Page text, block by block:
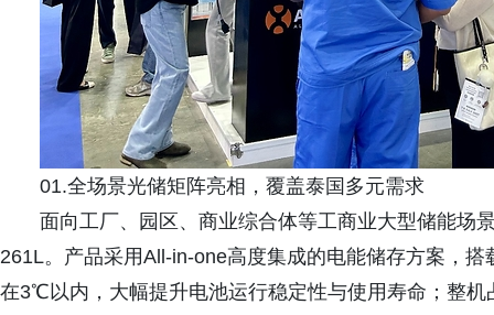
01.全场景光储矩阵亮相，覆盖泰国多元需求
面向工厂、园区、商业综合体等工商业大型储能场
261L。产品采用All-in-one高度集成的电能储存方案，
在3℃以内，大幅提升电池运行稳定性与使用寿命；整